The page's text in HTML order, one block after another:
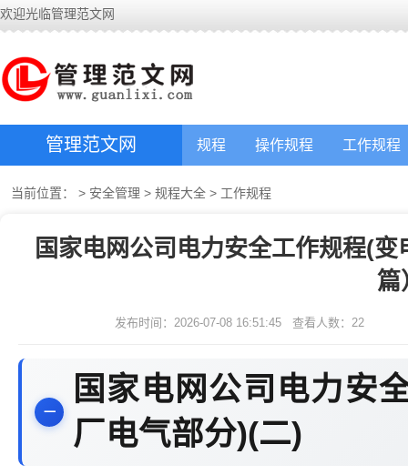
欢迎光临管理范文网
管理范文网 规程 操作规程 工作规程
当前位置： > 安全管理 > 规程大全 > 工作规程
国家电网公司电力安全工作规程(
篇
发布时间：2026-07-08 16:51:45 查看人数： 22
国家电网公司电力安
厂电气部分)(二)